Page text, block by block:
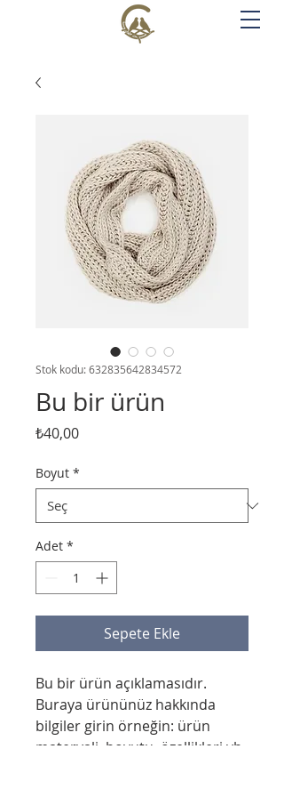
Stok kodu: 632835642834572
Bu bir ürün
₺40,00Fiyat
Boyut *
Adet *
Sepete Ekle
Bu bir ürün açıklamasıdır.
Buraya ürününüz hakkında
bilgiler girin örneğin: ürün
materyali, boyutu, özellikleri vb.